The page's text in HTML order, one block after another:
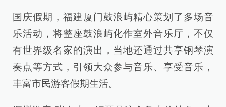
国庆假期，福建厦门鼓浪屿精心策划了多场音
乐活动，将整座鼓浪屿化作室外音乐厅，不仅
有世界级名家的演出，当地还通过共享钢琴演
奏点等方式，引领大众参与音乐、享受音乐，
丰富市民游客假期生活。